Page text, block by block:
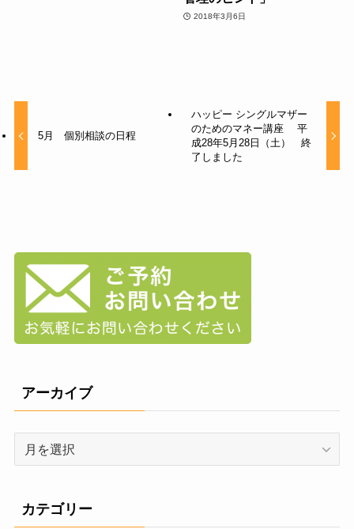
5月 個別相談の日程
ハッピー シングルマザー
のためのマネー講座 平
成28年5月28日（土） 終
了しました
2018年3月6日
アーカイブ
ブ
カテゴリー